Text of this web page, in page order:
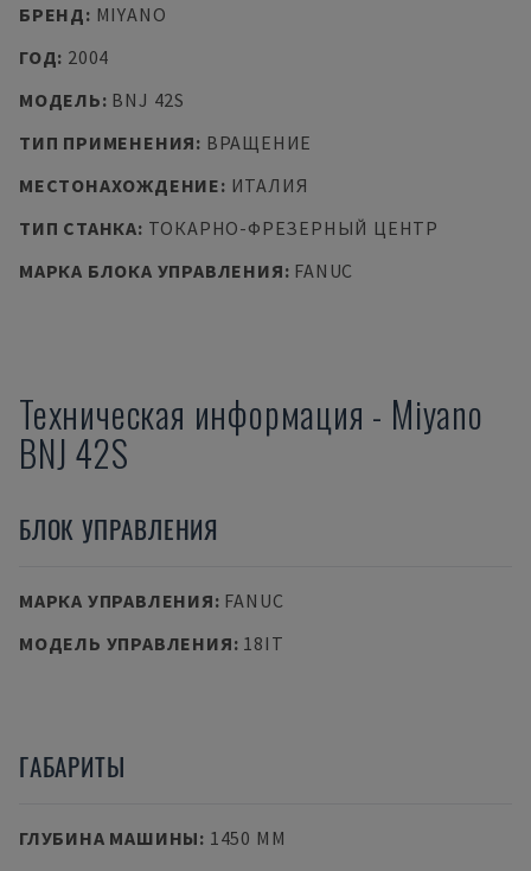
БРЕНД: MIYANO
ГОД: 2004
МОДЕЛЬ: BNJ 42S
ТИП ПРИМЕНЕНИЯ: ВРАЩЕНИЕ
МЕСТОНАХОЖДЕНИЕ: ИТАЛИЯ
ТИП СТАНКА: ТОКАРНО-ФРЕЗЕРНЫЙ ЦЕНТР
МАРКА БЛОКА УПРАВЛЕНИЯ: FANUC
Техническая информация - Miyano
BNJ 42S
БЛОК УПРАВЛЕНИЯ
МАРКА УПРАВЛЕНИЯ: FANUC
МОДЕЛЬ УПРАВЛЕНИЯ: 18IT
ГАБАРИТЫ
ГЛУБИНА МАШИНЫ: 1450 MM